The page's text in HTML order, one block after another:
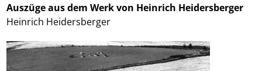
Auszüge aus dem Werk von Heinrich Heidersberger
Heinrich Heidersberger